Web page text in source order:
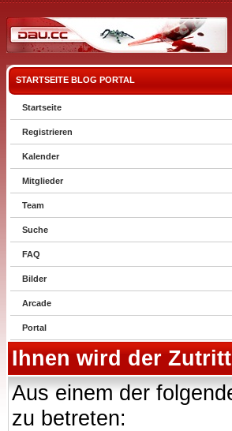
STARTSEITE BLOG PORTAL
Startseite
Registrieren
Kalender
Mitglieder
Team
Suche
FAQ
Bilder
Arcade
Portal
Ihnen wird der
Aus einem der
zu betreten: